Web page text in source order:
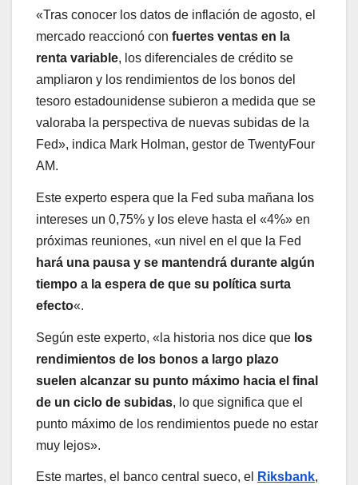
«Tras conocer los datos de inflación de agosto, el
mercado reaccionó con fuertes ventas en la
renta variable, los diferenciales de crédito se
ampliaron y los rendimientos de los bonos del
tesoro estadounidense subieron a medida que se
valoraba la perspectiva de nuevas subidas de la
Fed», indica Mark Holman, gestor de TwentyFour
AM.
Este experto espera que la Fed suba mañana los
intereses un 0,75% y los eleve hasta el «4%» en
próximas reuniones, «un nivel en el que la Fed
hará una pausa y se mantendrá durante algún
tiempo a la espera de que su política surta
efecto«.
Según este experto, «la historia nos dice que los
rendimientos de los bonos a largo plazo
suelen alcanzar su punto máximo hacia el final
de un ciclo de subidas, lo que significa que el
punto máximo de los rendimientos puede no estar
muy lejos».
Este martes, el banco central sueco, el Riksbank,